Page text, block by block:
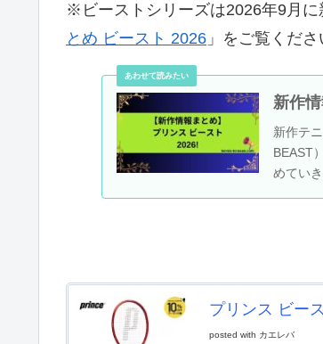
※ビーストシリーズは2026年9月に
とめ ビースト 2026 」をご覧くださ
新作
新作テ
BEAST
めていき
プリンス ビー
posted with カエレバ